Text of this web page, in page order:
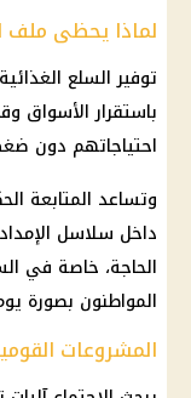
لماذا يحظى ملف
توفير السلع
باستقرار الأسواق
احتياجاتهم دون
وتساعد المتابعة
داخل سلاسل
الحاجة، خاصة في
المواطنون بصورة
المشروعات